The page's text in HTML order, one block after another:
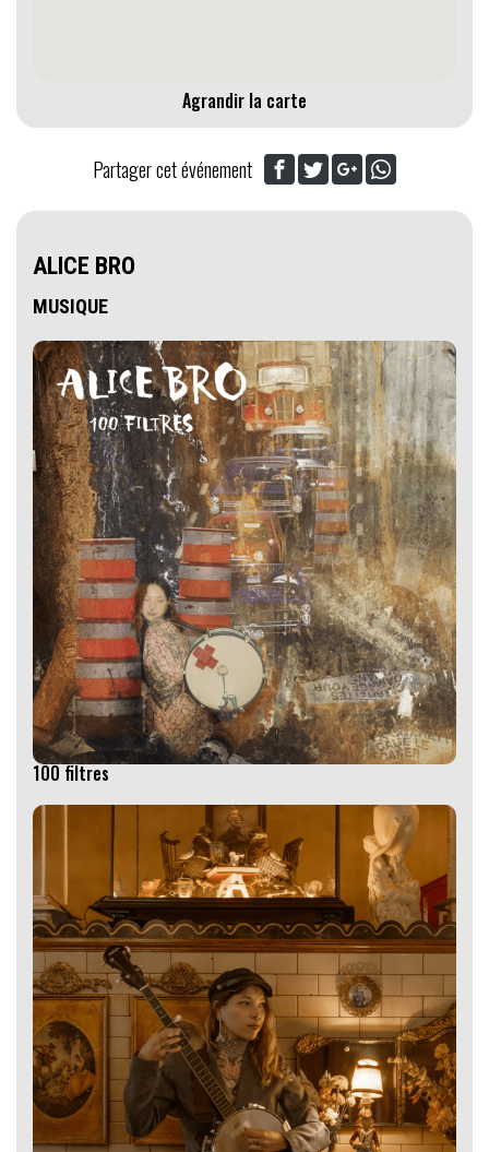
Agrandir la carte
Partager cet événement
ALICE BRO
MUSIQUE
100 filtres